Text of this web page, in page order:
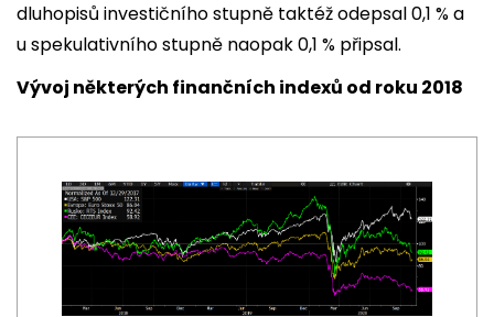
dluhopisů investičního stupně taktéž odepsal 0,1 % a
u spekulativního stupně naopak 0,1 % připsal.
Vývoj některých finančních indexů od roku 2018